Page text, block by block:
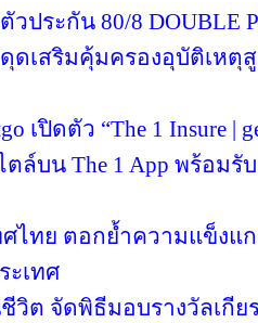
ประกัน 80/8 DOUBLE
ดเสริมคุ้มครองอุบัติเหตุ
เปิดตัว “The 1 Insure
ล์บน The 1 App พร้อมรั
ไทย ตอกย้ำความแข็งแ
ะเทศ
วิต จัดพิธีมอบรางวัลเกีย